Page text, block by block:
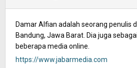
Damar Alfian adalah seorang penulis
Bandung, Jawa Barat. Dia juga
beberapa media online.
https://www.jabarmedia.com